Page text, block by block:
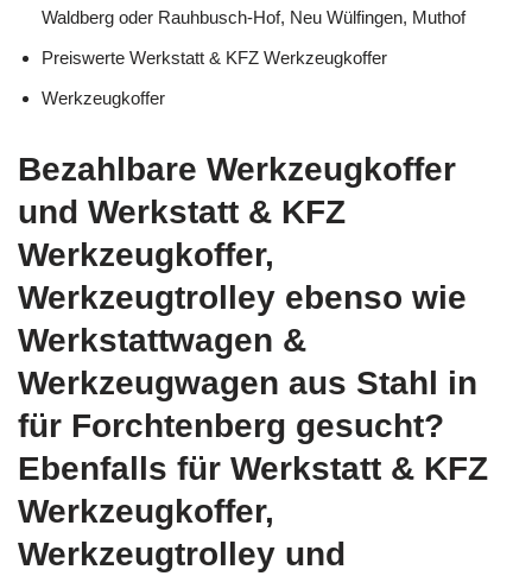
Waldberg oder Rauhbusch-Hof, Neu Wülfingen, Muthof
Preiswerte Werkstatt & KFZ Werkzeugkoffer
Werkzeugkoffer
Bezahlbare Werkzeugkoffer
und Werkstatt & KFZ
Werkzeugkoffer,
Werkzeugtrolley ebenso wie
Werkstattwagen &
Werkzeugwagen aus Stahl in
für Forchtenberg gesucht?
Ebenfalls für Werkstatt & KFZ
Werkzeugkoffer,
Werkzeugtrolley und